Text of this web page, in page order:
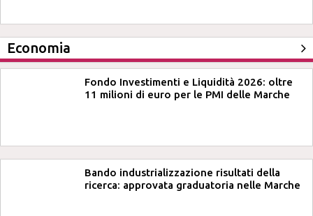
Economia
Fondo Investimenti e Liquidità 2026: oltre
11 milioni di euro per le PMI delle Marche
Bando industrializzazione risultati della
ricerca: approvata graduatoria nelle Marche